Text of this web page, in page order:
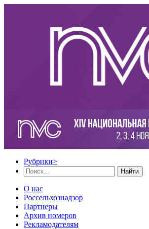
Рубрики>
Найти
О нас
Россельхознадзор
Партнеры
Архив номеров
Рекламодателям